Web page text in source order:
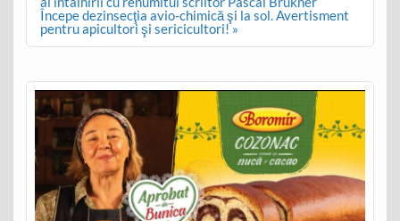
Începe dezinsecţia avio-chimică şi la sol. Avertisment
pentru apicultori şi sericicultori! »